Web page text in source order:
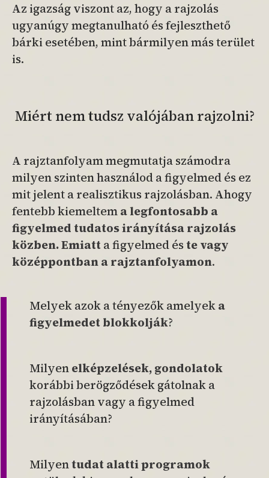
Az igazság viszont az, hogy a rajzolás
ugyanúgy megtanulható és fejleszthető
bárki esetében, mint bármilyen más terület
is.
Miért nem tudsz valójában rajzolni?
A rajztanfolyam megmutatja számodra
milyen szinten használod a figyelmed és ez
mit jelent a realisztikus rajzolásban. Ahogy
fentebb kiemeltema legfontosabb a
figyelmed tudatos irányítása rajzolás
közben.Emiatta figyelmed éste vagy
középpontban a rajztanfolyamon.
Melyek azok a tényezők amelyeka
figyelmedet blokkolják?
Milyenelképzelések, gondolatok
korábbi berögződések gátolnak a
rajzolásban vagy a figyelmed
irányításában?
Milyentudat alatti programok